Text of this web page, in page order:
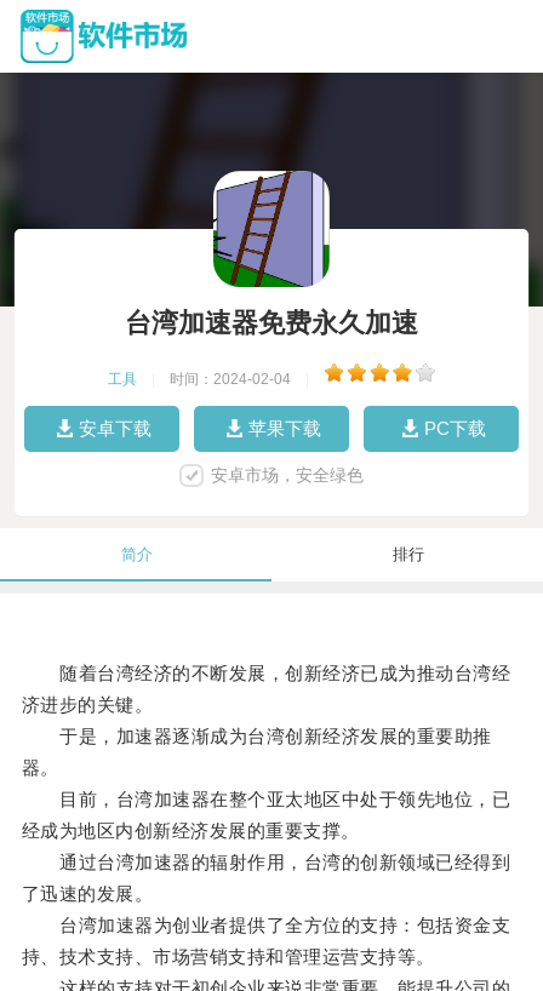
台湾加速器免费永久加速
工具 时间：2024-02-04
安卓下载 苹果下载 PC下载
安卓市场，安全绿色
简介 排行
随着台湾经济的不断发展，创新经济已成为推动台湾经
济进步的关键。
于是，加速器逐渐成为台湾创新经济发展的重要助推
器。
目前，台湾加速器在整个亚太地区中处于领先地位，已
经成为地区内创新经济发展的重要支撑。
通过台湾加速器的辐射作用，台湾的创新领域已经得到
了迅速的发展。
台湾加速器为创业者提供了全方位的支持：包括资金支
持、技术支持、市场营销支持和管理运营支持等。